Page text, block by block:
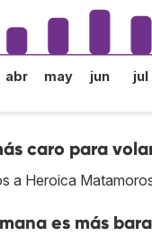
abr may jun jul
caro para
a Heroica
es más